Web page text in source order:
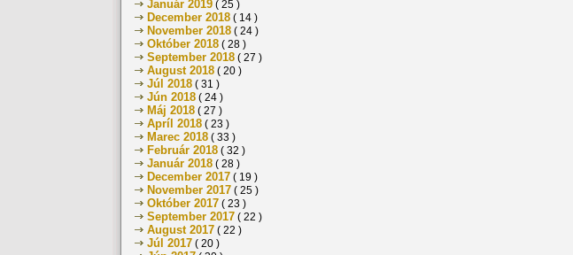
Január 2019 ( 25 )
December 2018 ( 14 )
November 2018 ( 24 )
Október 2018 ( 28 )
September 2018 ( 27 )
August 2018 ( 20 )
Júl 2018 ( 31 )
Jún 2018 ( 24 )
Máj 2018 ( 27 )
Apríl 2018 ( 23 )
Marec 2018 ( 33 )
Február 2018 ( 32 )
Január 2018 ( 28 )
December 2017 ( 19 )
November 2017 ( 25 )
Október 2017 ( 23 )
September 2017 ( 22 )
August 2017 ( 22 )
Júl 2017 ( 20 )